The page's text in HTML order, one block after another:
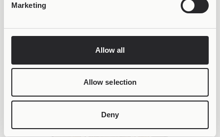
Marketing
Allow all
Allow selection
Deny